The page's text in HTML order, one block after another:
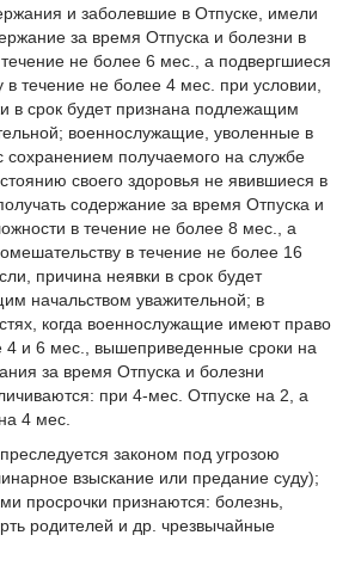
и заболевшие в Отпуске, имели
за время Отпуска и болезни в
не более 6 мес., a подвергшиеся
течение не более 4 мес. при условии,
в срок будет признана подлежащим
военнослужащие, уволенные в
сохранением получаемого на службе
своего здоровья не явившиеся в
содержание за время Отпуска и
в течение не более 8 мес., а
в течение не более 16
причина неявки в срок будет
начальством уважительной; в
когда военнослужащие имеют право
4 и 6 мес., вышеприведенные сроки на
за время Отпуска и болезни
при 4-мес. Отпуске на 2, а
4 мес.
законом под угрозою
взыскание или предание суду);
просрочки признаются: болезнь,
родителей и др. чрезвычайные